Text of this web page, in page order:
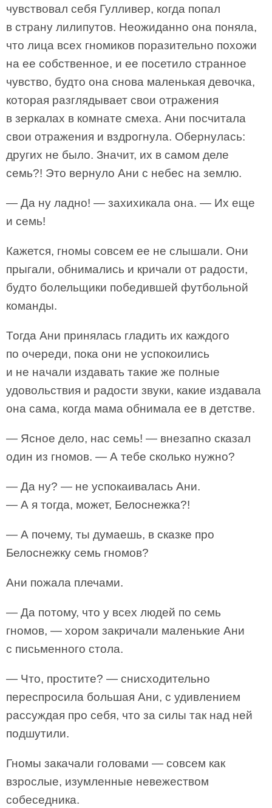
чувствовал себя Гулливер, когда попал
в страну лилипутов. Неожиданно она поняла,
что лица всех гномиков поразительно похожи
на ее собственное, и ее посетило странное
чувство, будто она снова маленькая девочка,
которая разглядывает свои отражения
в зеркалах в комнате смеха. Ани посчитала
свои отражения и вздрогнула. Обернулась:
других не было. Значит, их в самом деле
семь?! Это вернуло Ани с небес на землю.
— Да ну ладно! — захихикала она. — Их еще
и семь!
Кажется, гномы совсем ее не слышали. Они
прыгали, обнимались и кричали от радости,
будто болельщики победившей футбольной
команды.
Тогда Ани принялась гладить их каждого
по очереди, пока они не успокоились
и не начали издавать такие же полные
удовольствия и радости звуки, какие издавала
она сама, когда мама обнимала ее в детстве.
— Ясное дело, нас семь! — внезапно сказал
один из гномов. — А тебе сколько нужно?
— Да ну? — не успокаивалась Ани.
— А я тогда, может, Белоснежка?!
— А почему, ты думаешь, в сказке про
Белоснежку семь гномов?
Ани пожала плечами.
— Да потому, что у всех людей по семь
гномов, — хором закричали маленькие Ани
с письменного стола.
— Что, простите? — снисходительно
переспросила большая Ани, с удивлением
рассуждая про себя, что за силы так над ней
подшутили.
Гномы закачали головами — совсем как
взрослые, изумленные невежеством
собеседника.